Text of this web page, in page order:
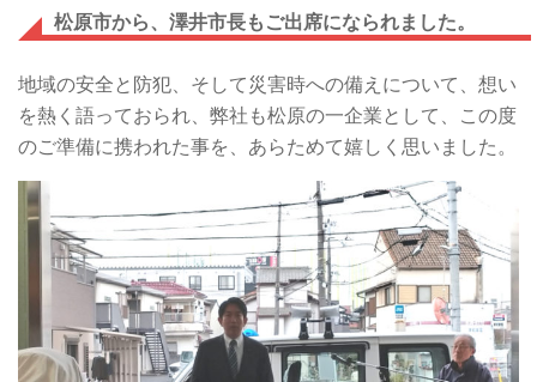
【く
る
ま
整
備
ド
ッ
ト
コ
松原市から、澤井市長もご出席になられました。
地域の安全と防犯、そして災害時への備えについて、想い
を熱く語っておられ、弊社も松原の一企業として、この度
のご準備に携われた事を、あらためて嬉しく思いました。